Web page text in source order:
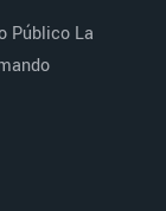
Público La